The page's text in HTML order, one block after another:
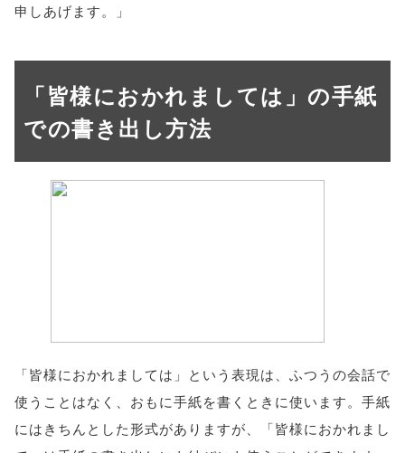
申しあげます。」
「皆様におかれましては」の手紙
での書き出し方法
「皆様におかれましては」という表現は、ふつうの会話で
使うことはなく、おもに手紙を書くときに使います。手紙
にはきちんとした形式がありますが、「皆様におかれまし